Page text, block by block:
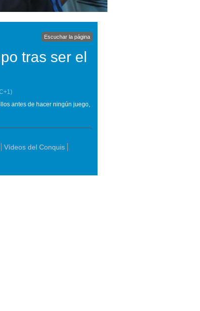
Escuchar la página
tras ser el
antes de hacer ningún juego,
Vídeos del Conquis